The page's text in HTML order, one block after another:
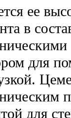
ее
в
для
для